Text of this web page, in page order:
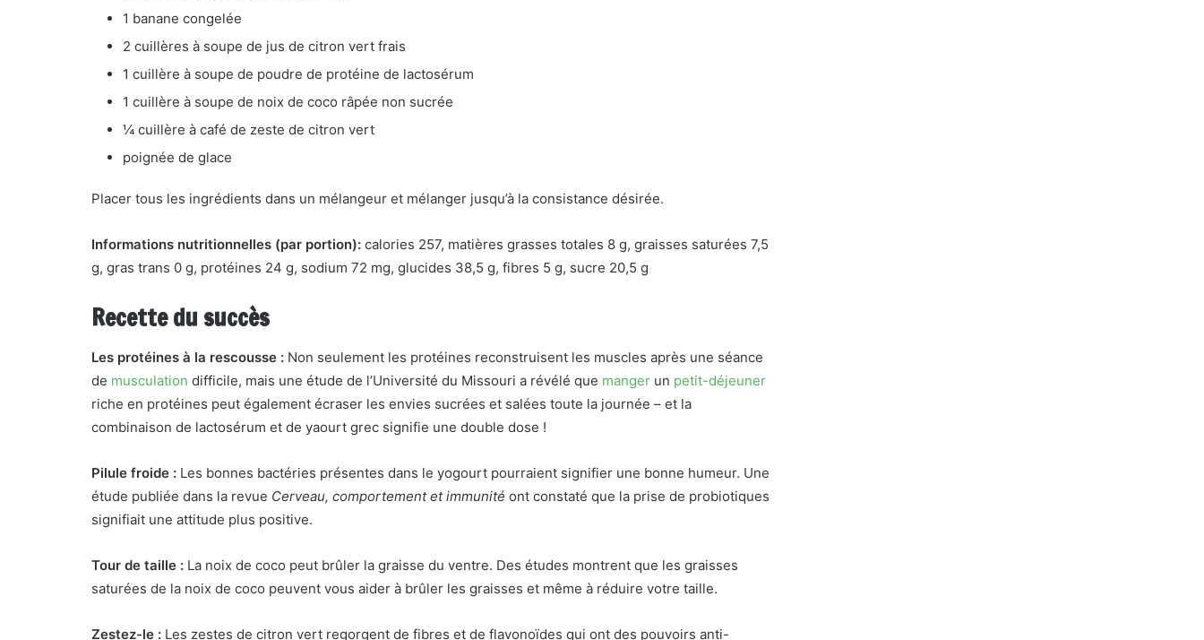
1 banane congelée
2 cuillères à soupe de jus de citron vert frais
1 cuillère à soupe de poudre de protéine de lactosérum
1 cuillère à soupe de noix de coco râpée non sucrée
¼ cuillère à café de zeste de citron vert
poignée de glace
Placer tous les ingrédients dans un mélangeur et mélanger jusqu’à la consistance désirée.
Informations nutritionnelles (par portion): calories 257, matières grasses totales 8 g, graisses saturées 7,5
g, gras trans 0 g, protéines 24 g, sodium 72 mg, glucides 38,5 g, fibres 5 g, sucre 20,5 g
Recette du succès
Les protéines à la rescousse : Non seulement les protéines reconstruisent les muscles après une séance
de musculation difficile, mais une étude de l’Université du Missouri a révélé que manger un petit-déjeuner
riche en protéines peut également écraser les envies sucrées et salées toute la journée – et la
combinaison de lactosérum et de yaourt grec signifie une double dose !
Pilule froide : Les bonnes bactéries présentes dans le yogourt pourraient signifier une bonne humeur. Une
étude publiée dans la revue Cerveau, comportement et immunité ont constaté que la prise de probiotiques
signifiait une attitude plus positive.
Tour de taille : La noix de coco peut brûler la graisse du ventre. Des études montrent que les graisses
saturées de la noix de coco peuvent vous aider à brûler les graisses et même à réduire votre taille.
Zestez-le : Les zestes de citron vert regorgent de fibres et de flavonoïdes qui ont des pouvoirs anti-